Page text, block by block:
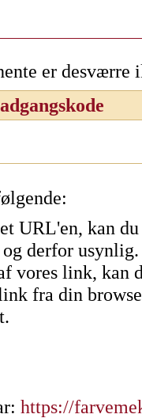
er
URL'en, kan
derfor usynlig.
vores link, kan
fra din
https://